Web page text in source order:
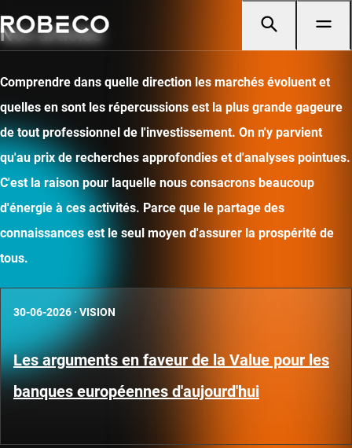
Nos articles
Comprendre dans quelle direction les marchés évoluent et
quelles en sont les répercussions est la plus grande gageure
de tout professionnel de l'investissement. On n'y parvient
qu'au prix de recherches approfondies et d'analyses pointues.
C'est la raison pour laquelle nous consacrons beaucoup
d'énergie à ces activités. Parce que le partage des
connaissances est le seul moyen d'assurer la prospérité de
tous.
30-06-2026 · VISION
Les arguments en faveur de la Value pour les
banques européennes d'aujourd'hui